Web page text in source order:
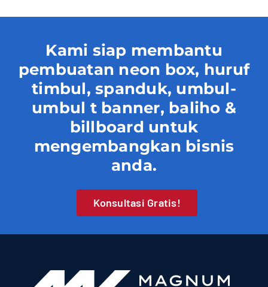
Kami siap membantu
pembuatan neon box, huruf
timbul, spanduk, umbul-
umbul t banner, baliho &
billboard untuk
mengembangkan bisnis
anda.
Konsultasi Gratis!